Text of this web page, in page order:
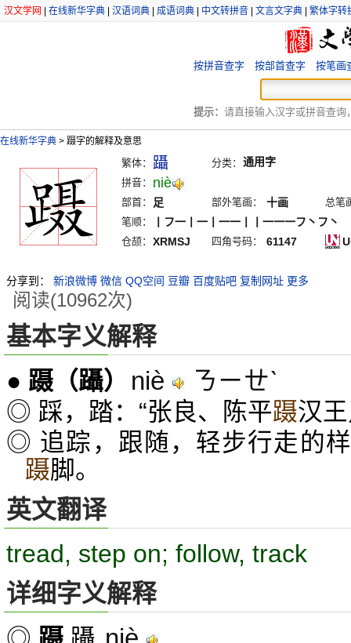
汉文学网 在线新华字典 汉语词典 成语词典 中文转拼音 文言文字典 繁体字转
按拼音查字 按部首查字 按笔画
提示： 请直接输入汉字或拼音查询
在线新华字典 > 蹑字的解释及意思
繁体： 躡 分类： 通用字
拼音： niè
部首： 足 部外笔画： 十画
总笔
笔顺：
丨フ一丨一丨一一丨丨一一一フ丶フ丶
仓颉： XRMSJ 四角号码： 61147
分享到： 新浪微博 微信 QQ空间 豆瓣 百度贴吧 复制网址 更多
阅读(10962次)
基本字义解释
● 蹑 （躡） niè ㄋㄧㄝˋ
◎ 踩，踏：“张良、陈平蹑汉
◎ 追踪，跟随，轻步行走的
蹑脚。
英文翻译
tread, step on; follow, track
详细字义解释